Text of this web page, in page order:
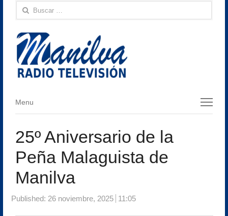
Buscar:
Menu
Menu
25º Aniversario de la
Peña Malaguista de
Manilva
Published: 26 noviembre, 2025 11:05